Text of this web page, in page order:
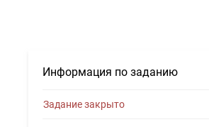
Информация по заданию
Задание закрыто